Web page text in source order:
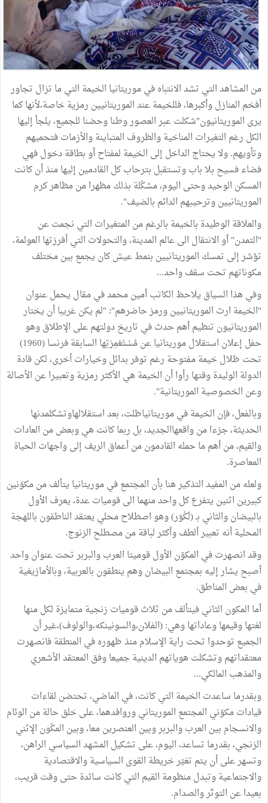
من المشاهد التي تشد الانتباه في موريتانيا الخيمة التي ما تزال تجاور
أفخم المنازل وأكبرها، فللخيمة عند الموريتانيين رمزية خاصة،لأنها كما
يرى الموريتانيون"شكلت عبر العصور وطنا وحضنا للجميع، يلجأ إليها
الكل رغم التغيرات المناخية والظروف المتباينة والأزمات فتحميهم
وتأويهم. ولا يحتاج الداخل إلى الخيمة لمفتاح أو بطاقة دخول فهي
فضاء فسيح بلا باب وتستقبل بترحاب كل القادمين إليها منذ أن كانت
المسكن الوحيد وحتى اليوم، مشكّلة بذلك مظهرا من مظاهر كرم
الموريتانيين وترحيبهم الدائم بالضيف".
والعلاقة الوطيدة بالخيمة بالرغم من المتغيرات التي نجمت عن
"التمدن" أو الانتقال الى عالم المدينة، والتحولات التي أفرزتها العولمة،
تؤشر إلى تمسك الموريتانيين بنمط عيش كان يجمع بين مختلف
مكوناتهم تحت سقف واحد...
وفي هذا السياق يلاحظ الكاتب أمين محمد في مقال يحمل عنوان
"الخيمة ارث الموريتانيين ورمز حاضرهم": "لم يكن غريبا أن يختار
الموريتانيون تنظيم أهم حدث في تاريخ دولتهم على الإطلاق وهو
حفل إعلان استقلال موريتانيا عن مُسْتَعْمِرَتِها السابقة فرنسا (1960)
تحت ظلال خيمة مفتوحة رغم توفر بدائل وخيارات أخرى، لكن قادة
الدولة الوليدة وقتها رأوا أن الخيمة هي الأكثر رمزية وتعبيرا عن الأصالة
وعن الخصوصية الموريتانية".
وبالفعل، فإن الخيمة في موريتانياظلت، بعد استقلالهاوتشكلمدنها
الحديثة، جزءا من واقعهاالجديد، بل ربما كانت هي وبعض من العادات
والقيم، من أهم ما حمله القادمون من أعماق الريف إلى واجهات الحياة
المعاصرة.
ولعله من المفيد التذكير هنا بأن المجتمع في موريتانيا يتألف من مكوّنين
كبيرين اثنين يتفرع كل واحد منهما الى قوميات عدة، يعرف الأول
بالبيضان والثاني بـ (لَكْوَر) وهو اصطلاح محلي يعتقد الناطقون باللهجة
المحلية أنه تعبير ألطف وأكثر لباقة من مصطلح الزنوج.
وقد انصهرت في المكوّن الأول قوميتا العرب والبربر تحت عنوان واحد
أصبح يشار إليه بمجتمع البيضان وهم ينطقون بالعربية، وبالأمازيغية
في بعض المناطق.
أما المكون الثاني فيتألف من ثلاث قوميات زنجية متمايزة لكل منها
لغتها وقيمها وعاداتها وهي: (الفلان،والسونينكه،والولوف)،غير أن
الجميع توحدوا تحت راية الإسلام منذ ظهوره في المنطقة فانصهرت
معتقداتهم وتشكلت هوياتهم الدينية جميعا وفق المعتقد الأشعري
والمذهب المالكي...
وبقدرما ساعدت الخيمة التي كانت، في الماضي، تحتضن لقاءات
قيادات مكوّني المجتمع الموريتاني وروافدهما، على خلق حالة من الوئام
والانسجام بين العرب والبربر وبين العنصرين معا، وبين المكّون الإثني
الزنجي، بقدرما تساعد، اليوم، على تشكيل المشهد السياسي الراهن،
وتسهر على أن يتم تغيّر خريطة القوى السياسية والاقتصادية
والاجتماعية وتبدل منظومة القيم التي كانت سائدة حتى وقت قريب،
بعيدا عن التوتّر والصدام.